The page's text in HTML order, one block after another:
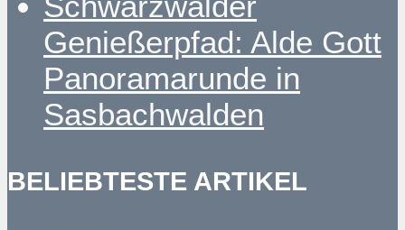
Genießerpfad: Alde Gott
Panoramarunde in
Sasbachwalden
BELIEBTESTE ARTIKEL